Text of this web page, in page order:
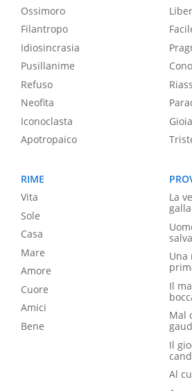
Ossimoro
Filantropo
Idiosincrasia
Pusillanime
Refuso
Neofita
Iconoclasta
Apotropaico
Gioia
RIME
Vita
Sole
Casa
Mare
Amore
Cuore
Amici
Bene
La
galla
Una
Il
Mal
Il
Al